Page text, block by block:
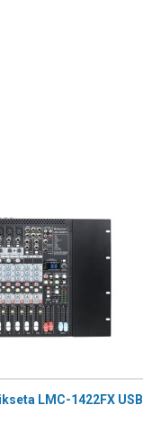
LMC-1422FX USB